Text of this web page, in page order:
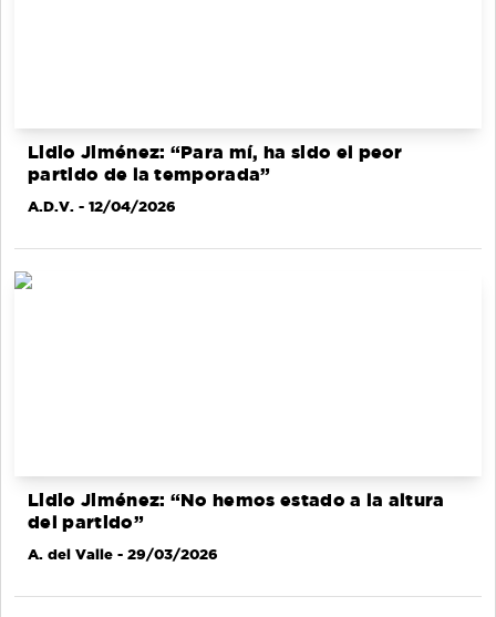
Lidio Jiménez: “Para mí, ha sido el peor
partido de la temporada”
A.D.V. - 12/04/2026
Lidio Jiménez: “No hemos estado a la altura
del partido”
A. del Valle - 29/03/2026